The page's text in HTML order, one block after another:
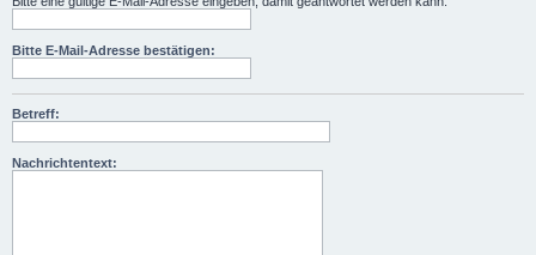
Bitte E-Mail-Adresse bestätigen:
Betreff:
Nachrichtentext: